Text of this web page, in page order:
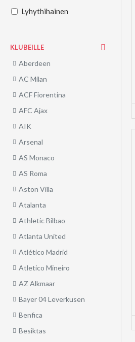
Lyhythihainen
KLUBEILLE
Aberdeen
AC Milan
ACF Fiorentina
AFC Ajax
AIK
Arsenal
AS Monaco
AS Roma
Aston Villa
Atalanta
Athletic Bilbao
Atlanta United
Atlético Madrid
Atletico Mineiro
AZ Alkmaar
Bayer 04 Leverkusen
Benfica
Besiktas